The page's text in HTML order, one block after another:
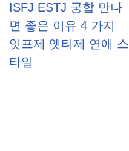
ISFJ ESTJ 궁합 만나
면 좋은 이유 4 가지
잇프제 엣티제 연애 스
타일